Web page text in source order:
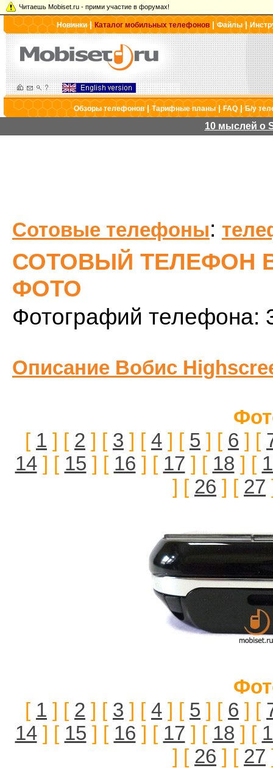
Читаешь Mobiset.ru - прими участие в форумах!
Новинки|Каталог мобильных телефонов |Файлы|
Обзоры телефонов|Тарифные планы|FAQ|Б/у
10 мыслей о
Сотовые телефоны:
СОТОВЫЙ ТЕЛЕФОН
ФОТО
Фотографий телефона:
Описание Вобис
[ 1 ] [ 2 ] [ 3 ] [ 4 ] [ 5 ] [ 6 ] [
14] [ 15 ] [ 16 ] [ 17 ] [ 18 ] [
] [ 26 ] [ 27
[ 1 ] [ 2 ] [ 3 ] [ 4 ] [ 5 ] [ 6 ] [
14] [ 15 ] [ 16 ] [ 17 ] [ 18 ] [
] [ 26 ] [ 27